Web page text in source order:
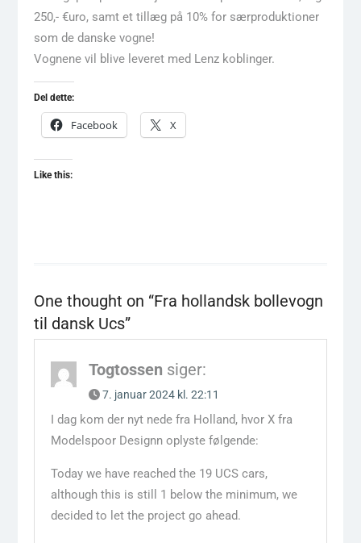
250,- €uro, samt et tillæg på 10% for særproduktioner
som de danske vogne!
Vognene vil blive leveret med Lenz koblinger.
Del dette:
Facebook X
Like this:
One thought on “Fra hollandsk bollevogn
til dansk Ucs”
Togtossen siger:
7. januar 2024 kl. 22:11
I dag kom der nyt nede fra Holland, hvor X fra
Modelspoor Designn oplyste følgende:
Today we have reached the 19 UCS cars,
although this is still 1 below the minimum, we
decided to let the project go ahead.